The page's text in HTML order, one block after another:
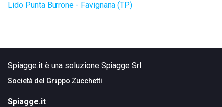
Lido Punta Burrone - Favignana (TP)
Spiagge.it è una soluzione Spiagge Srl
Società del Gruppo Zucchetti
Spiagge.it